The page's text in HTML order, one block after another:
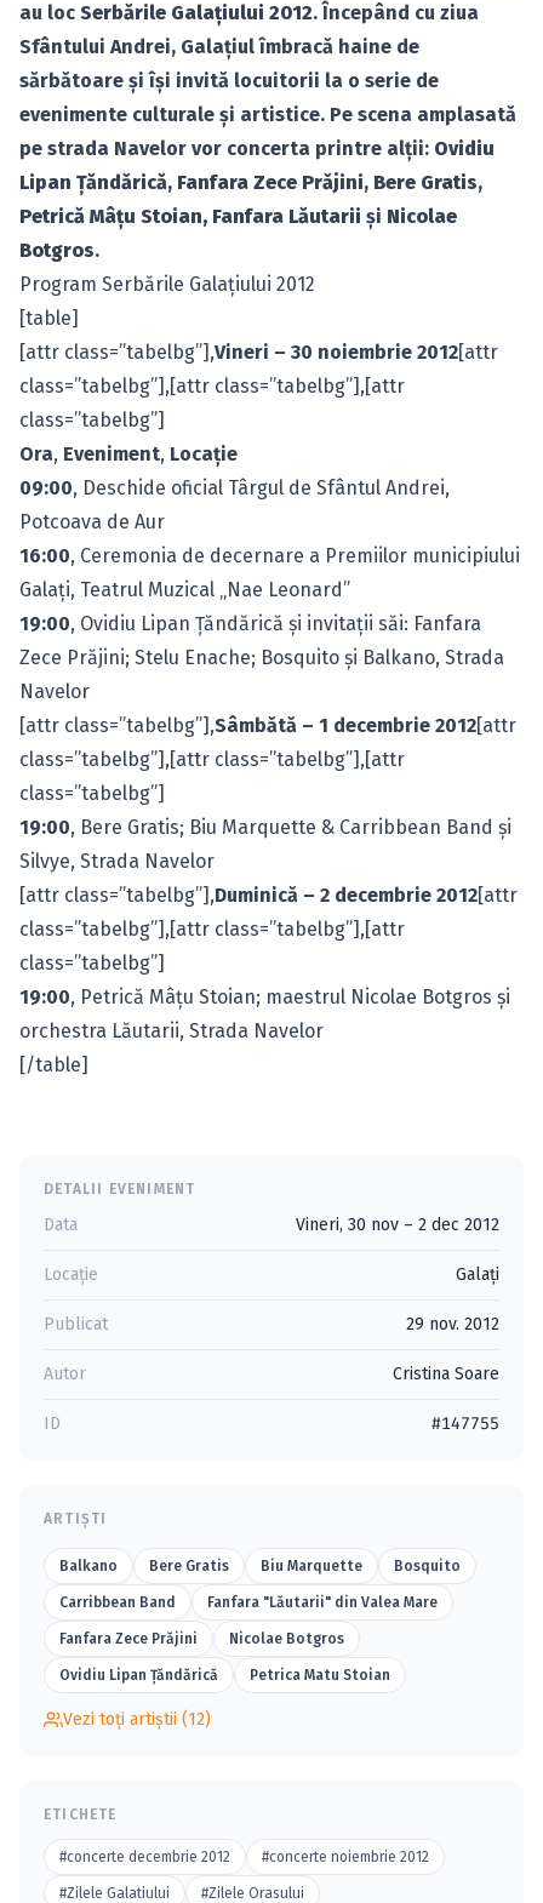
au loc Serbările Galaţiului 2012. Începând cu ziua
Sfântului Andrei, Galaţiul îmbracă haine de
sărbătoare şi îşi invită locuitorii la o serie de
evenimente culturale şi artistice. Pe scena amplasată
pe strada Navelor vor concerta printre alţii: Ovidiu
Lipan Ţăndărică, Fanfara Zece Prăjini, Bere Gratis,
Petrică Mâţu Stoian, Fanfara Lăutarii şi Nicolae
Botgros.
Program Serbările Galaţiului 2012
[table]
[attr class=”tabelbg”],Vineri – 30 noiembrie 2012[attr
class=”tabelbg”],[attr class=”tabelbg”],[attr
class=”tabelbg”]
Ora, Eveniment, Locaţie
09:00, Deschide oficial Târgul de Sfântul Andrei,
Potcoava de Aur
16:00, Ceremonia de decernare a Premiilor municipiului
Galaţi, Teatrul Muzical „Nae Leonard”
19:00, Ovidiu Lipan Ţăndărică şi invitaţii săi: Fanfara
Zece Prăjini; Stelu Enache; Bosquito şi Balkano, Strada
Navelor
[attr class=”tabelbg”],Sâmbătă – 1 decembrie 2012[attr
class=”tabelbg”],[attr class=”tabelbg”],[attr
class=”tabelbg”]
19:00, Bere Gratis; Biu Marquette & Carribbean Band şi
Silvye, Strada Navelor
[attr class=”tabelbg”],Duminică – 2 decembrie 2012[attr
class=”tabelbg”],[attr class=”tabelbg”],[attr
class=”tabelbg”]
19:00, Petrică Mâţu Stoian; maestrul Nicolae Botgros şi
orchestra Lăutarii, Strada Navelor
[/table]
DETALII EVENIMENT
Data Vineri, 30 nov – 2 dec 2012
Locație Galaţi
Publicat 29 nov. 2012
Autor Cristina Soare
ID #147755
ARTIȘTI
Balkano Bere Gratis Biu Marquette Bosquito
Carribbean Band Fanfara "Lăutarii" din Valea Mare
Fanfara Zece Prăjini Nicolae Botgros
Ovidiu Lipan Ţăndărică Petrica Matu Stoian
Vezi toți artiștii (12)
ETICHETE
#concerte decembrie 2012 #concerte noiembrie 2012
#Zilele Galatiului #Zilele Orasului